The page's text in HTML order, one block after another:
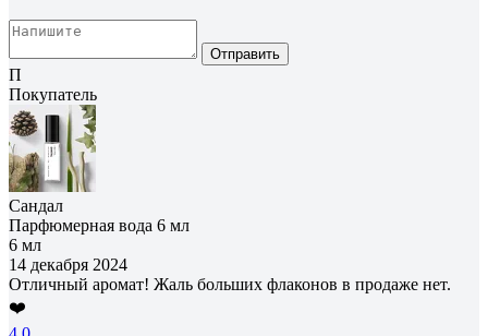
Отправить
П
Покупатель
Сандал
Парфюмерная вода 6 мл
6 мл
14 декабря 2024
Отличный аромат! Жаль больших флаконов в продаже нет.
❤️